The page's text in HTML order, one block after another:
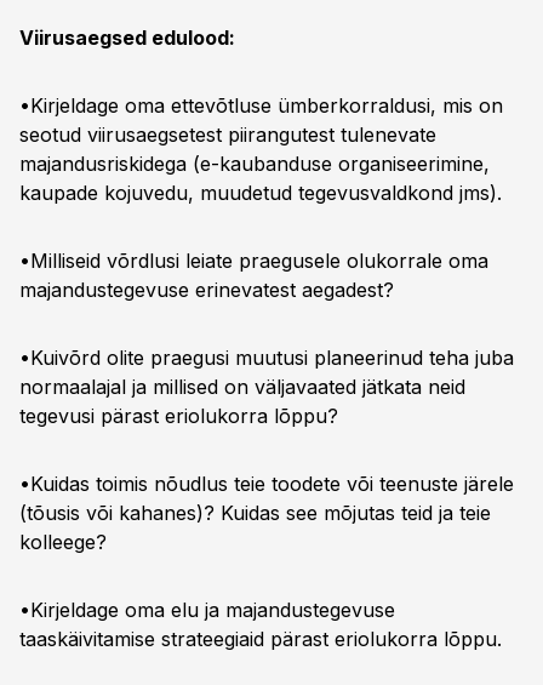
Viirusaegsed edulood:
•Kirjeldage oma ettevõtluse ümberkorraldusi, mis on
seotud viirusaegsetest piirangutest tulenevate
majandusriskidega (e-kaubanduse organiseerimine,
kaupade kojuvedu, muudetud tegevusvaldkond jms).
•Milliseid võrdlusi leiate praegusele olukorrale oma
majandustegevuse erinevatest aegadest?
•Kuivõrd olite praegusi muutusi planeerinud teha juba
normaalajal ja millised on väljavaated jätkata neid
tegevusi pärast eriolukorra lõppu?
•Kuidas toimis nõudlus teie toodete või teenuste järele
(tõusis või kahanes)? Kuidas see mõjutas teid ja teie
kolleege?
•Kirjeldage oma elu ja majandustegevuse
taaskäivitamise strateegiaid pärast eriolukorra lõppu.